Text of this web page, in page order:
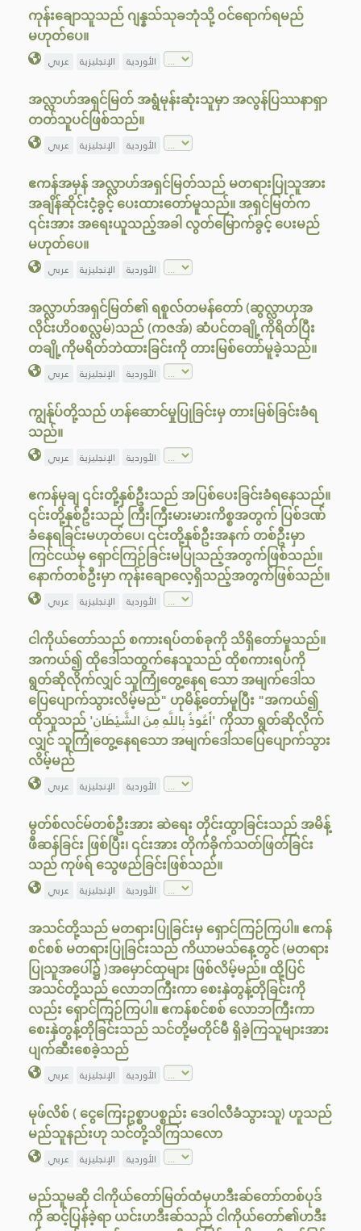
ကုန်းချောသူသည် ဂျန္နသ်သုခဘုံသို့ ဝင်ရောက်ရမည်
မဟုတ်ပေ။
عربي الإنجليزية الأوردية
အလ္လာဟ်အရှင်မြတ် အရွံမုန်းဆုံးသူမှာ အလွန်ပြဿနာရှာ
တတ်သူပင်ဖြစ်သည်။
عربي الإنجليزية الأوردية
ဧကန်အမှန် အလ္လာဟ်အရှင်မြတ်သည် မတရားပြုသူအား
အချိန်ဆိုင်းငံ့ခွင့် ပေးထားတော်မူသည်။ အရှင်မြတ်က
၎င်းအား အရေးယူသည့်အခါ လွတ်မြောက်ခွင့် ပေးမည်
မဟုတ်ပေ။
عربي الإنجليزية الأوردية
အလ္လာဟ်အရှင်မြတ်၏ ရစူလ်တမန်တော် (ဆွလ္လာဟုအ
လိုင်းဟိဝစလ္လမ်)သည် (ကဇအ်) ဆံပင်တချို့ကိုရိတ်ပြီး
တချို့ကိုမရိတ်ဘဲထားခြင်းကို တားမြစ်တော်မူခဲ့သည်။
عربي الإنجليزية الأوردية
ကျွန်ုပ်တို့သည် ဟန်ဆောင်မှုပြုခြင်းမှ တားမြစ်ခြင်းခံရ
သည်။
عربي الإنجليزية الأوردية
ဧကန်မုချ ၎င်းတို့နှစ်ဦးသည် အပြစ်ပေးခြင်းခံရနေသည်။
၎င်းတို့နှစ်ဦးသည် ကြီးကြီးမားမားကိစ္စအတွက် ပြစ်ဒဏ်
ခံနေရခြင်းမဟုတ်ပေ၊ ၎င်းတို့နှစ်ဦးအနက် တစ်ဦးမှာ
ကြင်ငယ်မှ‌ ရှောင်ကြဉ်ခြင်းမပြုသည့်အတွက်ဖြစ်သည်။
နောက်တစ်ဦးမှာ ကုန်းချောလေ့ရှိသည့်အတွက်ဖြစ်သည်။
عربي الإنجليزية الأوردية
ငါကိုယ်တော်သည် စကားရပ်တစ်ခုကို သိရှိတော်မူသည်။
အကယ်၍ ထိုဒေါသထွက်နေသူသည် ထိုစကားရပ်ကို
ရွတ်ဆိုလိုက်လျှင် သူကြုံတွေ့နေရ သော အမျက်ဒေါသ
ပြေပျောက်သွားလိမ့်မည်" ဟုမိန့်တော်မူပြီး "အကယ်၍
ထိုသူသည် 'أَعُوذُ بِاللَّهِ مِنَ الشَّيْطَانِ' ကိုသာ ရွတ်ဆိုလိုက်
လျှင် သူကြုံတွေ့နေရသော အမျက်ဒေါသပြေပျောက်သွား
လိမ့်မည်
عربي الإنجليزية الأوردية
မွတ်စ်လင်မ်တစ်ဦးအား ဆဲရေး တိုင်းထွာခြင်းသည် အမိန့်
ဖီဆန်ခြင်း ဖြစ်ပြီး၊ ၎င်းအား တိုက်ခိုက်သတ်ဖြတ်ခြင်း
သည် ကုဖ်ရ် သွေဖည်ခြင်းဖြစ်သည်။
عربي الإنجليزية الأوردية
အသင်တို့သည် မတရားပြုခြင်းမှ ရှောင်ကြဉ်ကြပါ။ ဧကန်
စင်စစ် မတရားပြုခြင်းသည် ကိယာမသ်နေ့တွင် (မတရား
ပြုသူအပေါ်၌ )အမှောင်ထုများ ဖြစ်လိမ့်မည်။ ထို့ပြင်
အသင်တို့သည် လောဘကြီးကာ စေးနှဲတွန့်တိုခြင်းကို
လည်း ရှောင်ကြဉ်ကြပါ။ ဧကန်စင်စစ် လောဘကြီးကာ
စေးနှဲတွန့်တိုခြင်းသည် သင်တို့မတိုင်မီ ရှိခဲ့ကြသူများအား
ပျက်ဆီးစေခဲ့သည်
عربي الإنجليزية الأوردية
မုဖ်လိစ် ( ငွေကြေးဥစ္စာပစ္စည်း ဒေဝါလီခံသွားသူ) ဟူသည်
မည်သူနည်းဟု သင်တို့သိကြသလော
عربي الإنجليزية الأوردية
မည်သူမဆို ငါကိုယ်တော်မြတ်ထံမှဟဒီးဆ်တော်တစ်ပုဒ်
ကို ဆင့်ပြန်ခဲ့ရာ ယင်းဟဒီးဆ်သည် ငါကိုယ်တော်၏ဟဒီး